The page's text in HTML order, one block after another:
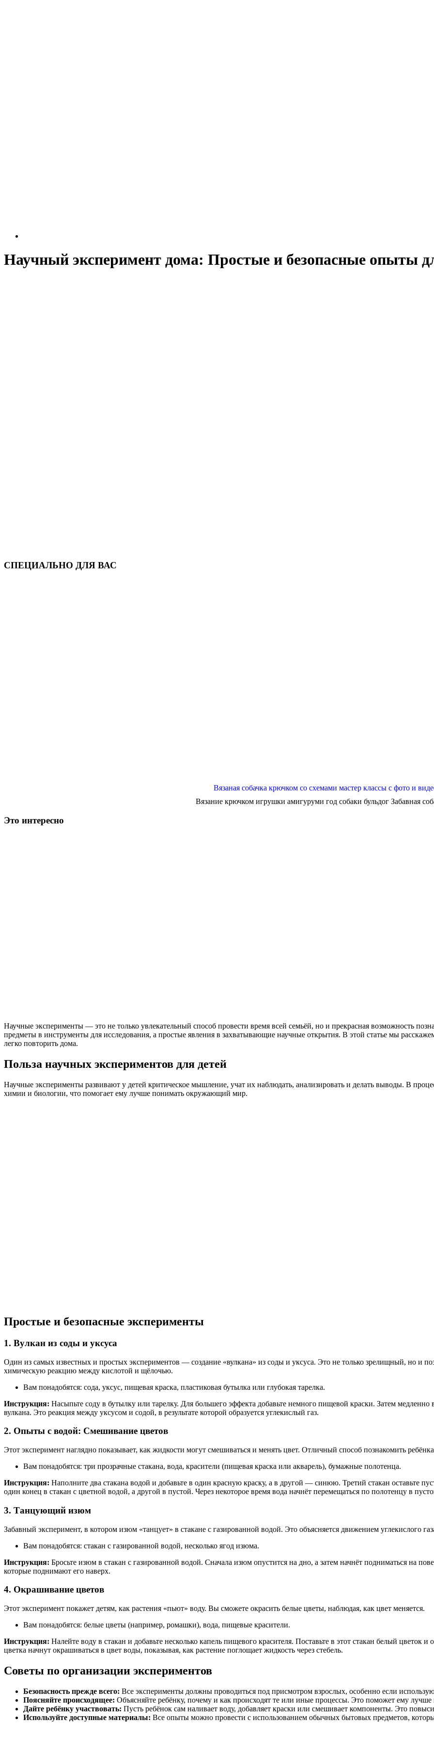
Научный эксперимент дома: Простые и безопасные опыты
СПЕЦИАЛЬНО ДЛЯ ВАС
Вязаная собачка крючком со схемами мастер классы с фото и
Вязание крючком игрушки амигуруми год собаки бульдог Забавная
Это интересно
Научные эксперименты — это не только увлекательный способ провести время всей семьёй, но и прекрасная возможность
предметы в инструменты для исследования, а простые явления в захватывающие научные открытия. В этой статье мы
легко повторить дома.
Польза научных экспериментов для детей
Научные эксперименты развивают у детей критическое мышление, учат их наблюдать, анализировать и делать выводы. В
химии и биологии, что помогает ему лучше понимать окружающий мир.
Простые и безопасные эксперименты
1. Вулкан из соды и уксуса
Один из самых известных и простых экспериментов — создание «вулкана» из соды и уксуса. Это не только зрелищный, но и
химическую реакцию между кислотой и щёлочью.
Вам понадобятся: сода, уксус, пищевая краска, пластиковая бутылка или глубокая тарелка.
Инструкция: Насыпьте соду в бутылку или тарелку. Для большего эффекта добавьте немного пищевой краски. Затем медленно
вулкана. Это реакция между уксусом и содой, в результате которой образуется углекислый газ.
2. Опыты с водой: Смешивание цветов
Этот эксперимент наглядно показывает, как жидкости могут смешиваться и менять цвет. Отличный способ познакомить
Вам понадобятся: три прозрачные стакана, вода, красители (пищевая краска или акварель), бумажные полотенца.
Инструкция: Наполните два стакана водой и добавьте в один красную краску, а в другой — синюю. Третий стакан оставьте
один конец в стакан с цветной водой, а другой в пустой. Через некоторое время вода начнёт перемещаться по полотенцу в
3. Танцующий изюм
Забавный эксперимент, в котором изюм «танцует» в стакане с газированной водой. Это объясняется движением углекислого
Вам понадобятся: стакан с газированной водой, несколько ягод изюма.
Инструкция: Бросьте изюм в стакан с газированной водой. Сначала изюм опустится на дно, а затем начнёт подниматься на
которые поднимают его наверх.
4. Окрашивание цветов
Этот эксперимент покажет детям, как растения «пьют» воду. Вы сможете окрасить белые цветы, наблюдая, как цвет меняется.
Вам понадобятся: белые цветы (например, ромашки), вода, пищевые красители.
Инструкция: Налейте воду в стакан и добавьте несколько капель пищевого красителя. Поставьте в этот стакан белый цветок и
цветка начнут окрашиваться в цвет воды, показывая, как растение поглощает жидкость через стебель.
Советы по организации экспериментов
Безопасность прежде всего: Все эксперименты должны проводиться под присмотром взрослых, особенно если
Поясняйте происходящее: Объясняйте ребёнку, почему и как происходят те или иные процессы. Это поможет ему лучше
Дайте ребёнку участвовать: Пусть ребёнок сам наливает воду, добавляет краски или смешивает компоненты. Это
Используйте доступные материалы: Все опыты можно провести с использованием обычных бытовых предметов,